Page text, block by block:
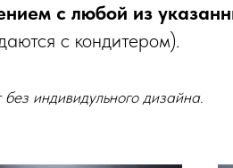
с любой из
с кондитером).
индивидульного дизайна.